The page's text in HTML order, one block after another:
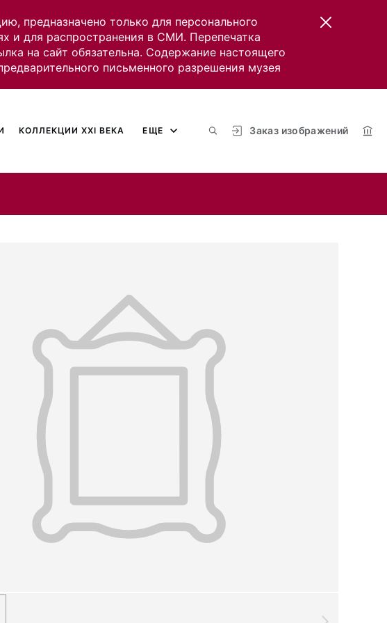
предназначено только для персонального
и для распространения в СМИ. Перепечатка
на сайт обязательна. Содержание настоящего
письменного разрешения музея
Заказ изображений
КОЛЛЕКЦИИ XXI ВЕКА ЕЩЕ